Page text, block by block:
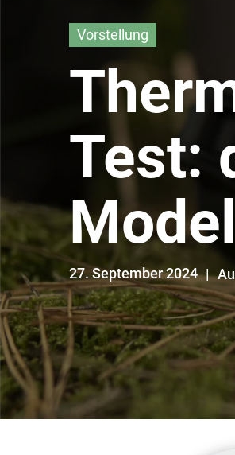
Vorstellung
Test:
27. September 2024